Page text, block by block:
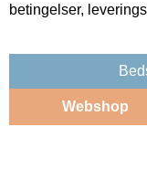
betingelser,
Webshop